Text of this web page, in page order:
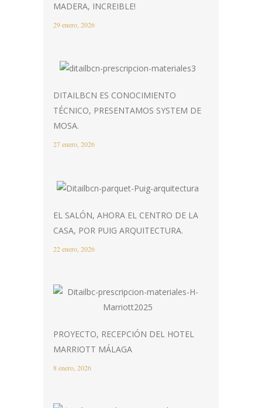
MADERA, INCREIBLE!
29 enero, 2026
DITAILBCN ES CONOCIMIENTO
TÉCNICO, PRESENTAMOS SYSTEM DE
MOSA.
27 enero, 2026
EL SALÓN, AHORA EL CENTRO DE LA
CASA, POR PUIG ARQUITECTURA.
22 enero, 2026
PROYECTO, RECEPCIÓN DEL HOTEL
MARRIOTT MÁLAGA
8 enero, 2026